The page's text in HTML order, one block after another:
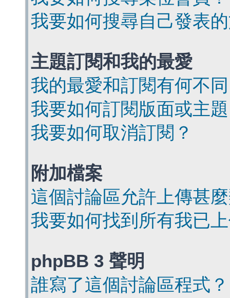
我要如何搜尋自己發表
主題訂閱和我的最愛
我的最愛和訂閱有何不
我要如何訂閱版面或主
我要如何取消訂閱？
附加檔案
這個討論區允許上傳甚
我要如何找到所有我已
phpBB 3 聲明
誰寫了這個討論區程式？